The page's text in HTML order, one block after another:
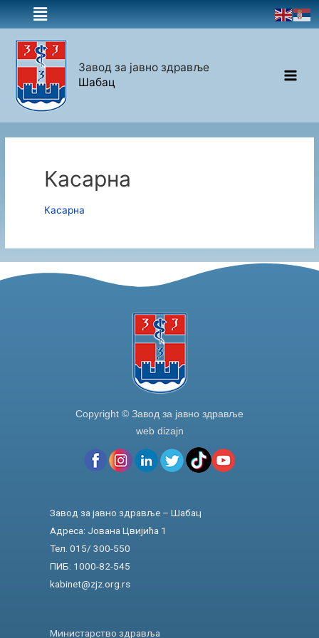
Завод за јавно здравље
Шабац
Касарна
Касарна
Copyright © Завод за јавно здравље
web dizajn
Завод за јавно здравље – Шабац
Адреса: Јована Цвијића 1
Тел. 015/ 300-550
ПИБ: 1000-82-545
kabinet@zjz.org.rs
Министарство здравља